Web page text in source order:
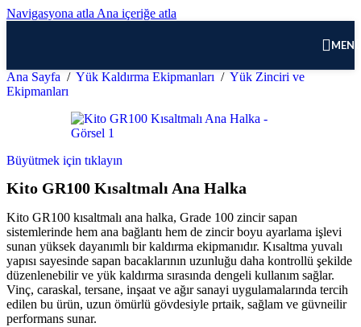
Navigasyona atla Ana içeriğe atla
Ana Sayfa / Yük Kaldırma Ekipmanları / Yük Zinciri ve
Ekipmanları
Büyütmek için tıklayın
Kito GR100 Kısaltmalı Ana Halka
Kito GR100 kısaltmalı ana halka, Grade 100 zincir sapan
sistemlerinde hem ana bağlantı hem de zincir boyu ayarlama işlevi
sunan yüksek dayanımlı bir kaldırma ekipmanıdır. Kısaltma yuvalı
yapısı sayesinde sapan bacaklarının uzunluğu daha kontrollü şekilde
düzenlenebilir ve yük kaldırma sırasında dengeli kullanım sağlar.
Vinç, caraskal, tersane, inşaat ve ağır sanayi uygulamalarında tercih
edilen bu ürün, uzun ömürlü gövdesiyle prtaik, sağlam ve güvneilir
performans sunar.